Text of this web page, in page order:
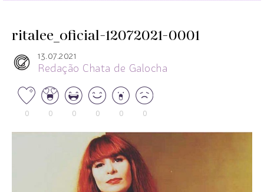
ritalee_oficial-12072021-0001
13.07.2021
Redação Chata de Galocha
0 0 0 0 0 0